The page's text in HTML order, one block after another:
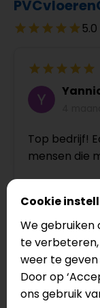
5.0
Top bedrijf!
mensen die
Bekijk op
Cookie
We gebruiken
te
weer te
Door op
ons gebruik